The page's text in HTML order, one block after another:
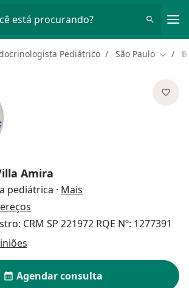
está procurando?
Pediátrico São Paulo Mudar
Amira
pediátrica · Mais
CRM SP 221972 RQE Nº: 1277391
Agendar consulta